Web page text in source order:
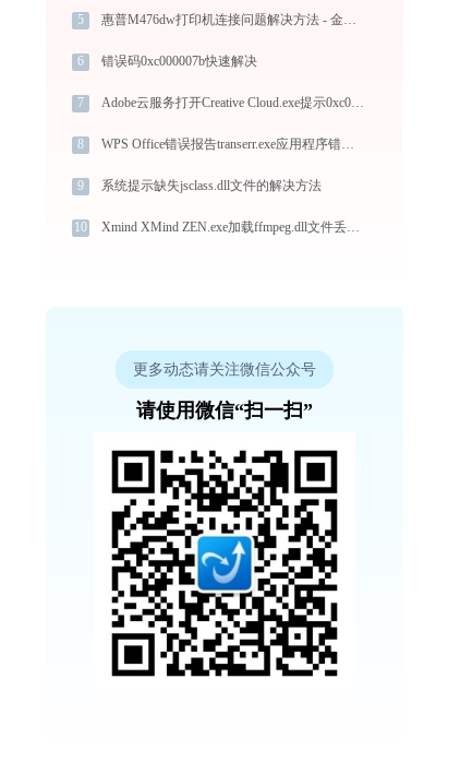
5 惠普M476dw打印机连接问题解决方法 - 金山毒霸
6 错误码0xc000007b快速解决
7 Adobe云服务打开Creative Cloud.exe提示0xc000001d错误码怎么办
8 WPS Office错误报告transerr.exe应用程序错误0xc000000d解决方法
9 系统提示缺失jsclass.dll文件的解决方法
10 Xmind XMind ZEN.exe加载ffmpeg.dll文件丢失处理办法
更多动态请关注微信公众号
请使用微信“扫一扫”